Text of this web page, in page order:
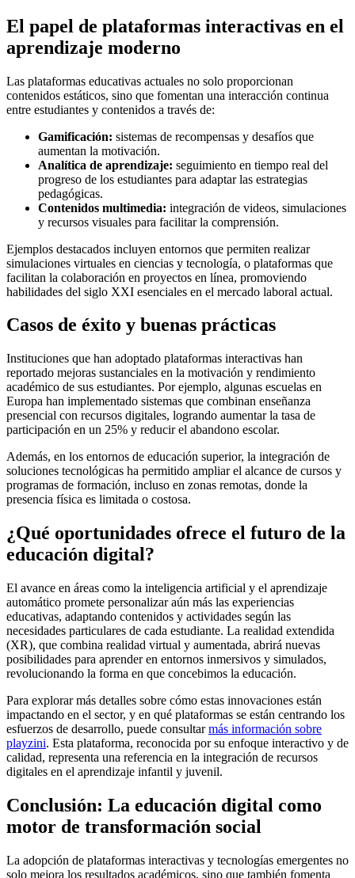
El papel de plataformas interactivas en el
aprendizaje moderno
Las plataformas educativas actuales no solo proporcionan
contenidos estáticos, sino que fomentan una interacción continua
entre estudiantes y contenidos a través de:
Gamificación: sistemas de recompensas y desafíos que
aumentan la motivación.
Analítica de aprendizaje: seguimiento en tiempo real del
progreso de los estudiantes para adaptar las estrategias
pedagógicas.
Contenidos multimedia: integración de videos, simulaciones
y recursos visuales para facilitar la comprensión.
Ejemplos destacados incluyen entornos que permiten realizar
simulaciones virtuales en ciencias y tecnología, o plataformas que
facilitan la colaboración en proyectos en línea, promoviendo
habilidades del siglo XXI esenciales en el mercado laboral actual.
Casos de éxito y buenas prácticas
Instituciones que han adoptado plataformas interactivas han
reportado mejoras sustanciales en la motivación y rendimiento
académico de sus estudiantes. Por ejemplo, algunas escuelas en
Europa han implementado sistemas que combinan enseñanza
presencial con recursos digitales, logrando aumentar la tasa de
participación en un 25% y reducir el abandono escolar.
Además, en los entornos de educación superior, la integración de
soluciones tecnológicas ha permitido ampliar el alcance de cursos y
programas de formación, incluso en zonas remotas, donde la
presencia física es limitada o costosa.
¿Qué oportunidades ofrece el futuro de la
educación digital?
El avance en áreas como la inteligencia artificial y el aprendizaje
automático promete personalizar aún más las experiencias
educativas, adaptando contenidos y actividades según las
necesidades particulares de cada estudiante. La realidad extendida
(XR), que combina realidad virtual y aumentada, abrirá nuevas
posibilidades para aprender en entornos inmersivos y simulados,
revolucionando la forma en que concebimos la educación.
Para explorar más detalles sobre cómo estas innovaciones están
impactando en el sector, y en qué plataformas se están centrando los
esfuerzos de desarrollo, puede consultarmás información sobre
playzini. Esta plataforma, reconocida por su enfoque interactivo y de
calidad, representa una referencia en la integración de recursos
digitales en el aprendizaje infantil y juvenil.
Conclusión: La educación digital como
motor de transformación social
La adopción de plataformas interactivas y tecnologías emergentes no
solo mejora los resultados académicos, sino que también fomenta